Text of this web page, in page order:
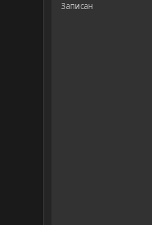
Записан